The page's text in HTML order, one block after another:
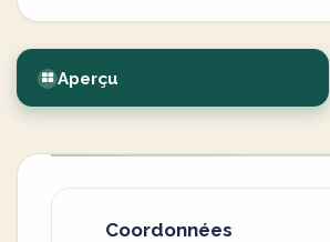
Aperçu
Coordonnées